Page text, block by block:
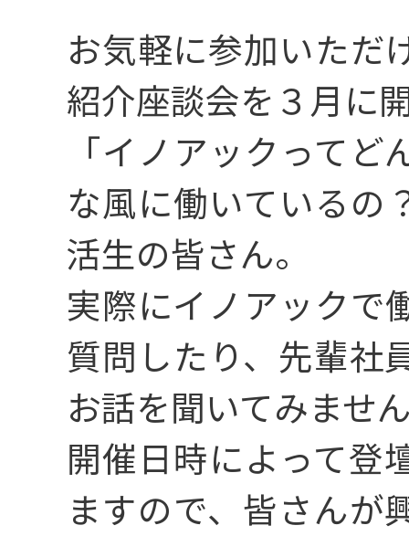
01
3分でわかるイノ
02
こんなところに
03
メッセージ
お気軽に参加いただ
紹介座談会を３月に
「イノアックって
な風に働いているの
活生の皆さん。
実際にイノアックで
質問したり、先輩社
お話を聞いてみませ
開催日時によって登
ますので、皆さんが